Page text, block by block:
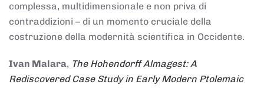
complessa, multidimensionale e non priva di
contraddizioni – di un momento cruciale della
costruzione della modernità scientifica in Occidente.
Ivan Malara, The Hohendorff Almagest: A
Rediscovered Case Study in Early Modern Ptolemaic